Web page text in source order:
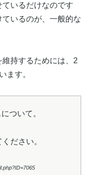
いるだけなのです
ているのが、一般的な
持するためには、2
ます。
ついて。
ださい。